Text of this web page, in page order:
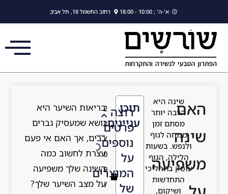
א'-ה' ; 10:00 - 18:00 רחוב החשמל 18, תל אביב
האם
שינה
משפיעה
שינה היא
הרבה יותר
מסתם זמן
מנוחה לגוף
ולנפש. בשעות
הלילה, הגוף
עוסק בתהליכי
התחדשות
ושיקום,
רוצה
פרטים
נוספים
על
המוצרים
של
2
2
/
0
9
/
תוכן
עניינים
בריאות השיער היא
נושא שמעסיק גברים
רבים, אך האם אי פעם
עצרת לחשוב כמה
השינה שלך משפיעה
על מצב השיער שלך?